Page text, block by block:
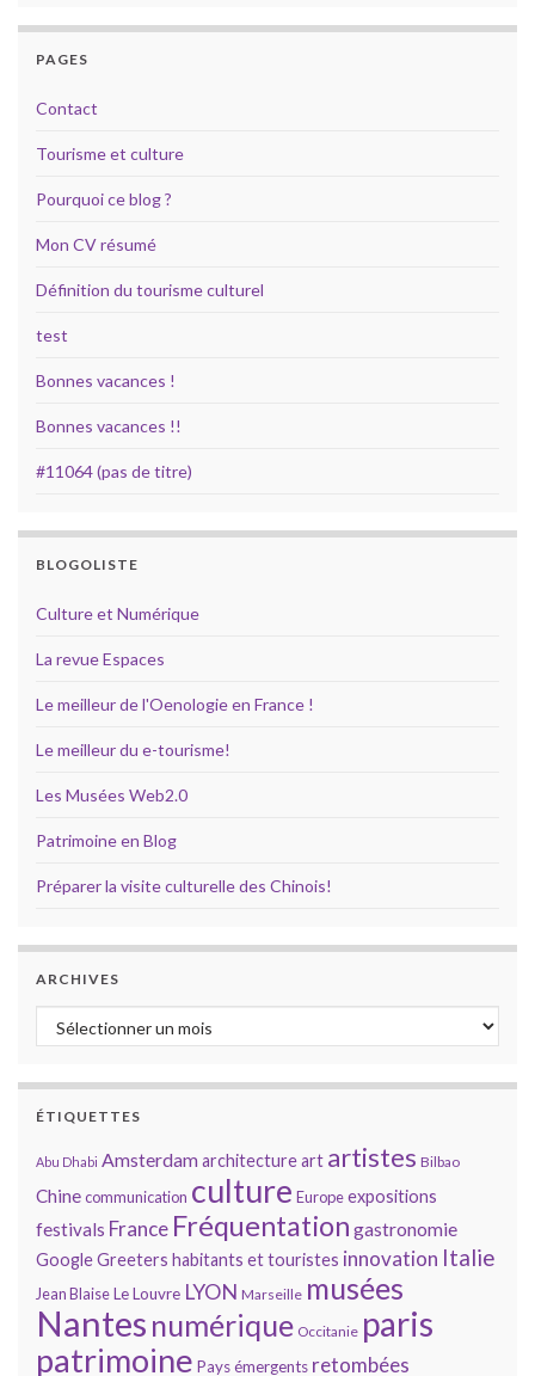
PAGES
Contact
Tourisme et culture
Pourquoi ce blog ?
Mon CV résumé
Définition du tourisme culturel
test
Bonnes vacances !
Bonnes vacances !!
#11064 (pas de titre)
BLOGOLISTE
Culture et Numérique
La revue Espaces
Le meilleur de l'Oenologie en France !
Le meilleur du e-tourisme!
Les Musées Web2.0
Patrimoine en Blog
Préparer la visite culturelle des Chinois!
ARCHIVES
Archives
ÉTIQUETTES
Abu Dhabi Amsterdamarchitectureart artistes Bilbao
Chinecommunication culture Europeexpositions
festivals France Fréquentation gastronomie
GoogleGreeters habitants et touristes innovation Italie
Jean BlaiseLe Louvre LYON Marseille musées
Nantes numérique Occitanie paris
patrimoine Pays émergents retombées